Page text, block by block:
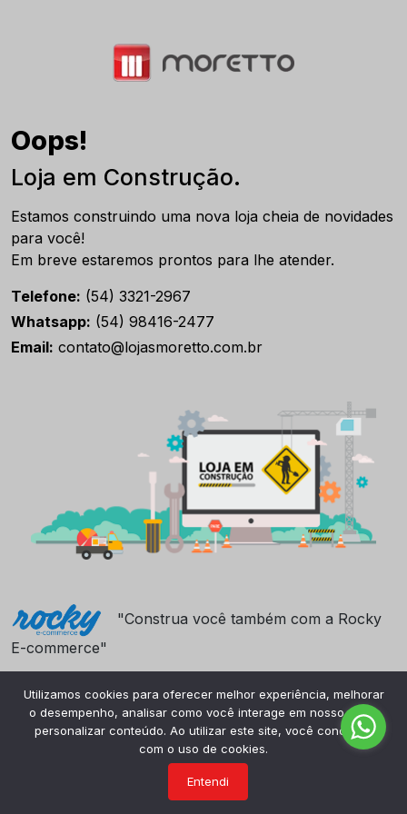
Oops!
Loja em Construção.
Estamos construindo uma nova loja cheia de novidades
para você!
Em breve estaremos prontos para lhe atender.
Telefone: (54) 3321-2967
Whatsapp: (54) 98416-2477
Email: contato@lojasmoretto.com.br
"Construa você também com a Rocky
E-commerce"
Utilizamos cookies para oferecer melhor experiência, melhorar
o desempenho, analisar como você interage em nosso site e
personalizar conteúdo. Ao utilizar este site, você concorda
com o uso de cookies.
Entendi